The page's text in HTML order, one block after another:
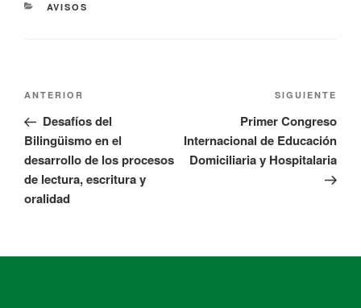
AVISOS
ANTERIOR
Desafíos del
Bilingüismo en el
desarrollo de los procesos
de lectura, escritura y
oralidad
SIGUIENTE
Primer Congreso
Internacional de Educación
Domiciliaria y Hospitalaria